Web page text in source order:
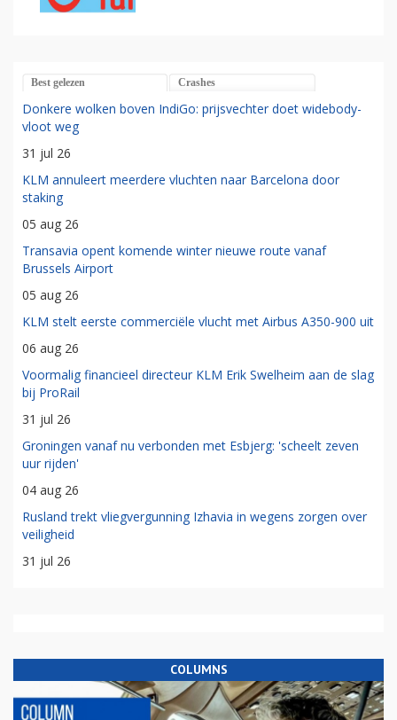
Best gelezen Crashes
Donkere wolken boven IndiGo: prijsvechter doet widebody-
vloot weg
31 jul 26
KLM annuleert meerdere vluchten naar Barcelona door
staking
05 aug 26
Transavia opent komende winter nieuwe route vanaf
Brussels Airport
05 aug 26
KLM stelt eerste commerciële vlucht met Airbus A350-900 uit
06 aug 26
Voormalig financieel directeur KLM Erik Swelheim aan de slag
bij ProRail
31 jul 26
Groningen vanaf nu verbonden met Esbjerg: 'scheelt zeven
uur rijden'
04 aug 26
Rusland trekt vliegvergunning Izhavia in wegens zorgen over
veiligheid
31 jul 26
COLUMNS